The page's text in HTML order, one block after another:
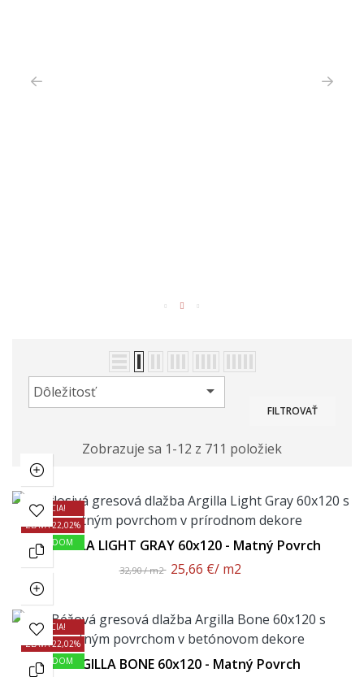
Dôležitosť 
FILTROVAŤ
Zobrazuje sa 1-12 z 711 položiek
AKCIA!
ZĽAVA 22,02%
SKLADOM
ARGILLA LIGHT GRAY 60x120 - Matný Povrch
32,90 / m2 25,66 €/ m2
AKCIA!
ZĽAVA 22,02%
SKLADOMARGILLA BONE 60x120 - Matný Povrch